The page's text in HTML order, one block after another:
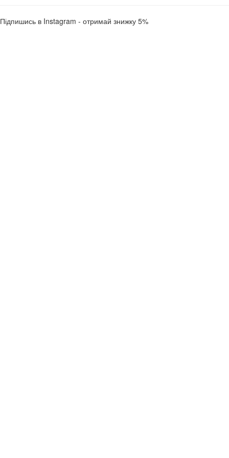
Підпишись в Instagram - отримай знижку 5%